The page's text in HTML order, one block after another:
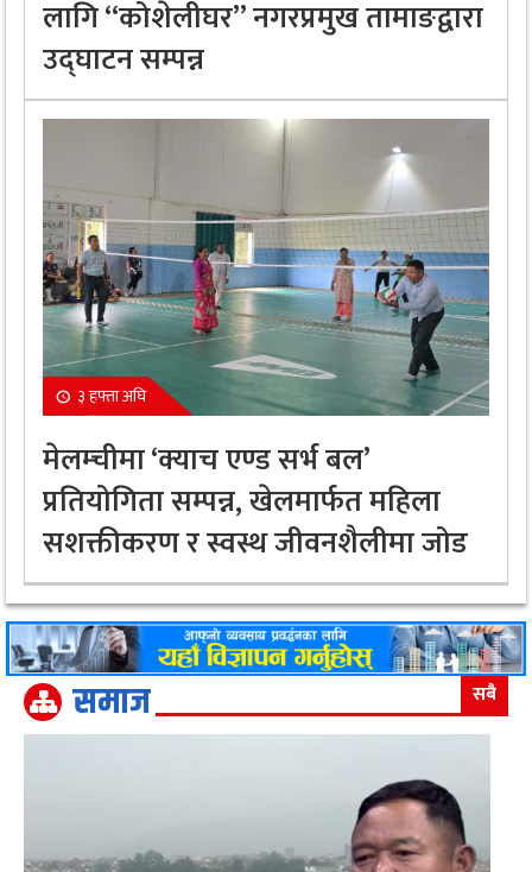
लागि “कोशेलीघर” नगरप्रमुख तामाङद्वारा
उद्घाटन सम्पन्न
३ हफ्ता अघि
मेलम्चीमा ‘क्याच एण्ड सर्भ बल’
प्रतियोगिता सम्पन्न, खेलमार्फत महिला
सशक्तीकरण र स्वस्थ जीवनशैलीमा जोड
समाज सबै